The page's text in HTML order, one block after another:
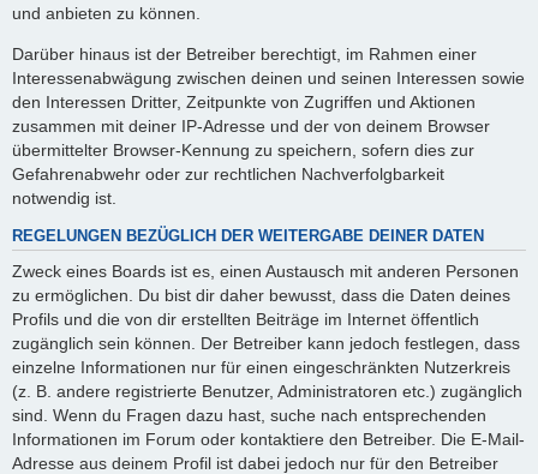
und anbieten zu können.
Darüber hinaus ist der Betreiber berechtigt, im Rahmen einer
Interessenabwägung zwischen deinen und seinen Interessen sowie
den Interessen Dritter, Zeitpunkte von Zugriffen und Aktionen
zusammen mit deiner IP-Adresse und der von deinem Browser
übermittelter Browser-Kennung zu speichern, sofern dies zur
Gefahrenabwehr oder zur rechtlichen Nachverfolgbarkeit
notwendig ist.
REGELUNGEN BEZÜGLICH DER WEITERGABE DEINER DATEN
Zweck eines Boards ist es, einen Austausch mit anderen Personen
zu ermöglichen. Du bist dir daher bewusst, dass die Daten deines
Profils und die von dir erstellten Beiträge im Internet öffentlich
zugänglich sein können. Der Betreiber kann jedoch festlegen, dass
einzelne Informationen nur für einen eingeschränkten Nutzerkreis
(z. B. andere registrierte Benutzer, Administratoren etc.) zugänglich
sind. Wenn du Fragen dazu hast, suche nach entsprechenden
Informationen im Forum oder kontaktiere den Betreiber. Die E-Mail-
Adresse aus deinem Profil ist dabei jedoch nur für den Betreiber